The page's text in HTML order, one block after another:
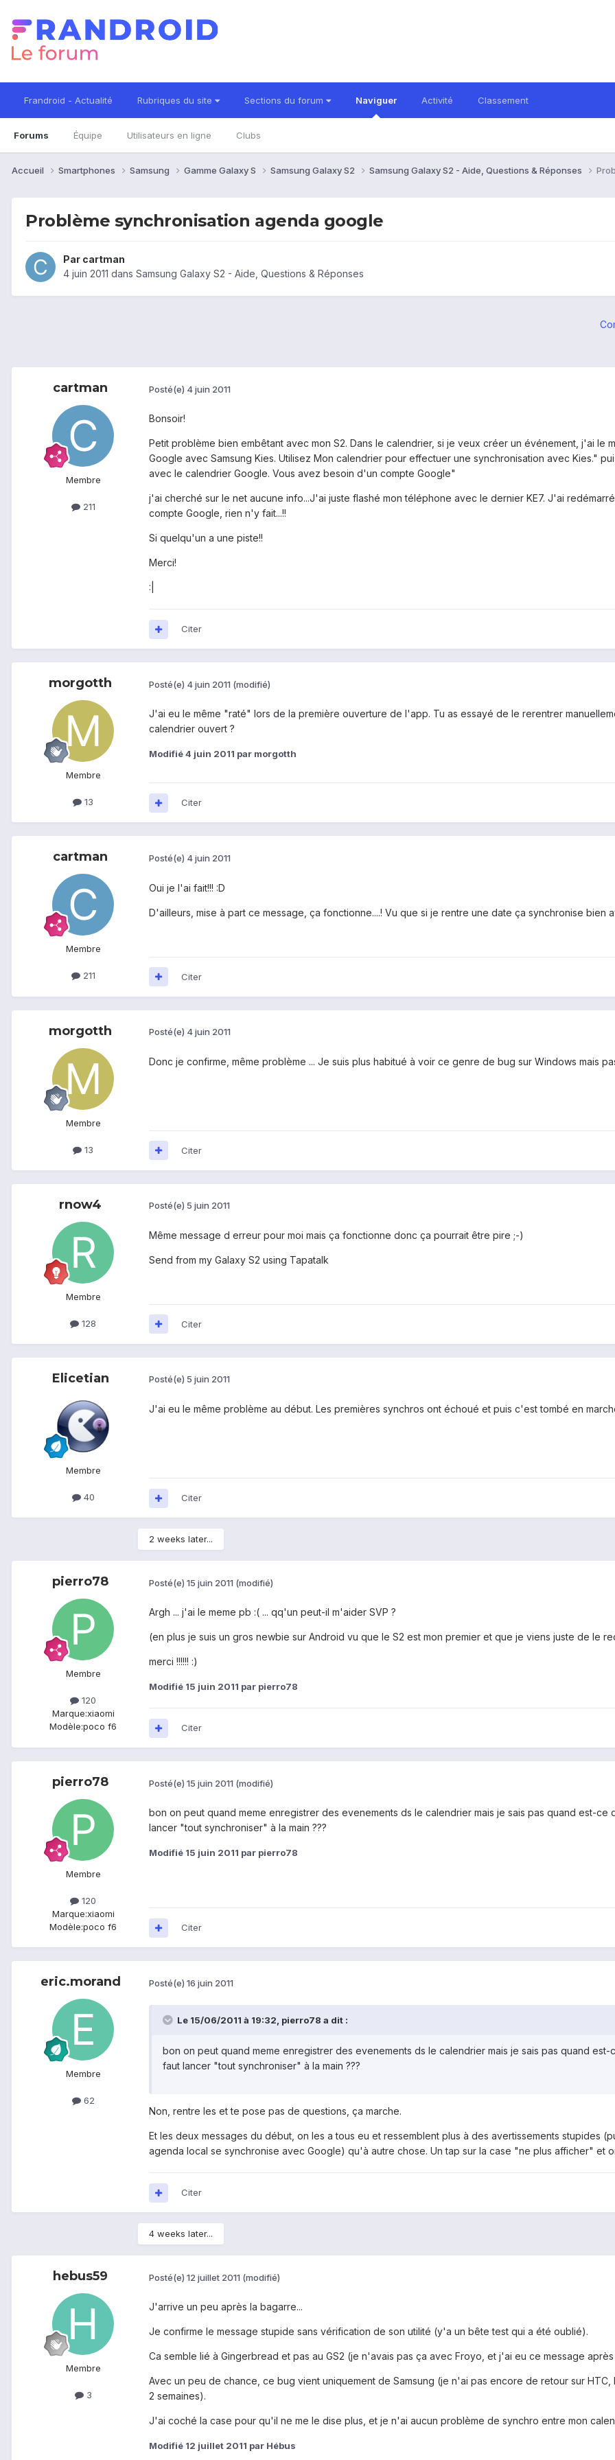
Frandroid - Actualité Rubriques du site Sections du forum Naviguer
Forums Équipe Utilisateurs en ligne Clubs
Activité Classement
Accueil Smartphones Samsung Gamme Galaxy S Samsung Galaxy S2 Samsung Galaxy S2 - Aide, Questions & Réponses
Problème synchronisation agenda google
Par cartman
4 juin 2011 dans Samsung Galaxy S2 - Aide, Questions & Réponses
cartman
Membre
211
Posté(e) 4 juin 2011
Bonsoir!
Petit problème bien embêtant avec mon S2. Dans le calendrier, si je veux créer un événement, j'ai le
Google avec Samsung Kies. Utilisez Mon calendrier pour effectuer une synchronisation avec Kies."
avec le calendrier Google. Vous avez besoin d'un compte Google"
j'ai cherché sur le net aucune info...J'ai juste flashé mon téléphone avec le dernier KE7. J'ai
compte Google, rien n'y fait...!!
Si quelqu'un a une piste!!
Merci!
:|
Citer
morgotth
Membre
13
Posté(e) 4 juin 2011 (modifié)
J'ai eu le même "raté" lors de la première ouverture de l'app. Tu as essayé de le rerentrer
calendrier ouvert ?
Modifié4 juin 2011 par morgotth
Citer
cartman
Membre
211
Posté(e) 4 juin 2011
Oui je l'ai fait!!! :D
D'ailleurs, mise à part ce message, ça fonctionne....! Vu que si je rentre une date ça synchronise bien
Citer
morgotth
Membre
13
Posté(e) 4 juin 2011
Donc je confirme, même problème ... Je suis plus habitué à voir ce genre de bug sur Windows mais
Citer
rnow4
Membre
128
Posté(e) 5 juin 2011
Même message d erreur pour moi mais ça fonctionne donc ça pourrait être pire ;-)
Send from my Galaxy S2 using Tapatalk
Citer
Elicetian
Membre
40
Posté(e) 5 juin 2011
J'ai eu le même problème au début. Les premières synchros ont échoué et puis c'est tombé en
Citer
2 weeks later...
pierro78
Membre
120
Marque:xiaomi
Modèle:poco f6
Posté(e) 15 juin 2011 (modifié)
Argh ... j'ai le meme pb :( ... qq'un peut-il m'aider SVP ?
(en plus je suis un gros newbie sur Android vu que le S2 est mon premier et que je viens juste de le
merci !!!!!! :)
Modifié 15 juin 2011 par pierro78
Citer
pierro78
Membre
120
Marque:xiaomi
Modèle:poco f6
Posté(e) 15 juin 2011 (modifié)
bon on peut quand meme enregistrer des evenements ds le calendrier mais je sais pas quand est-ce
lancer "tout synchroniser" à la main ???
Modifié 15 juin 2011 par pierro78
Citer
eric.morand
Membre
62
Posté(e) 16 juin 2011
Le 15/06/2011 à 19:32, pierro78 a dit :
bon on peut quand meme enregistrer des evenements ds le calendrier mais je sais pas quand
faut lancer "tout synchroniser" à la main ???
Non, rentre les et te pose pas de questions, ça marche.
Et les deux messages du début, on les a tous eu et ressemblent plus à des avertissements stupides
agenda local se synchronise avec Google) qu'à autre chose. Un tap sur la case "ne plus afficher" et
Citer
4 weeks later...
hebus59
Membre
3
Posté(e) 12 juillet 2011 (modifié)
J'arrive un peu après la bagarre...
Je confirme le message stupide sans vérification de son utilité (y'a un bête test qui a été oublié).
Ca semble lié à Gingerbread et pas au GS2 (je n'avais pas ça avec Froyo, et j'ai eu ce message après
Avec un peu de chance, ce bug vient uniquement de Samsung (je n'ai pas encore de retour sur
2 semaines).
J'ai coché la case pour qu'il ne me le dise plus, et je n'ai aucun problème de synchro entre mon
Modifié 12 juillet 2011 par Hébus